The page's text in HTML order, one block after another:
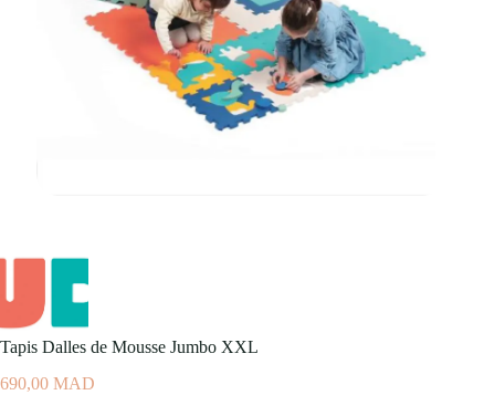
Tapis Dalles de Mousse Jumbo XXL
690,00 MAD